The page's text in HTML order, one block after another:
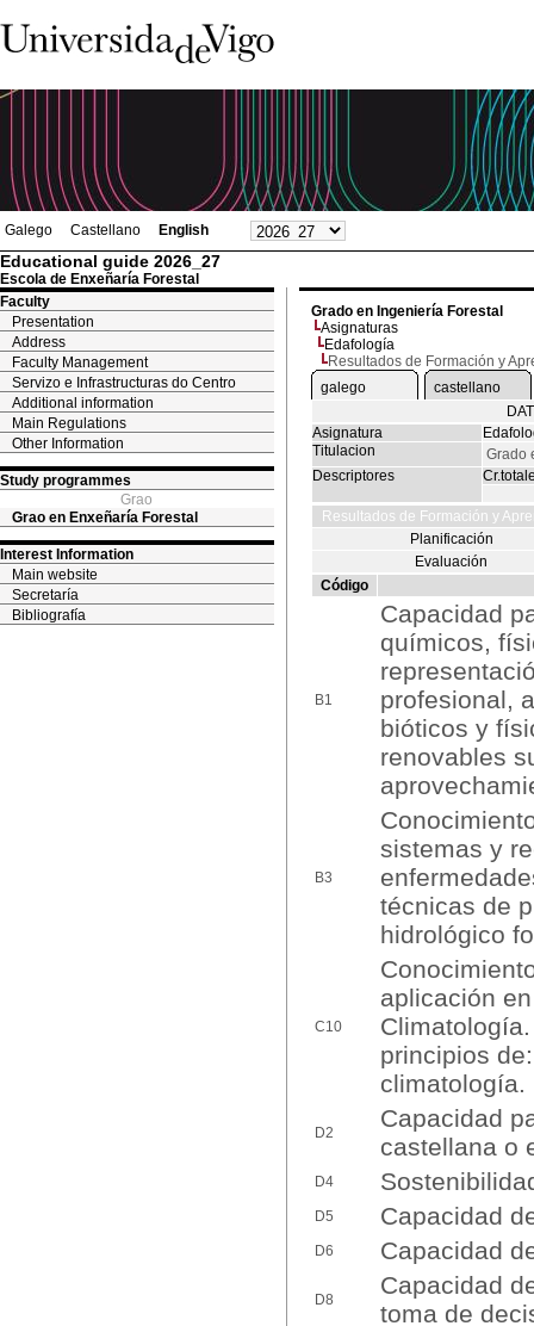
Galego Castellano English
Educational guide 2026_27
Escola de Enxeñaría Forestal
Faculty
Presentation
Address
Faculty Management
Servizo e Infrastructuras do Centro
Additional information
Main Regulations
Other Information
Study programmes
Grao
Grao en Enxeñaría Forestal
Interest Information
Main website
Secretaría
Bibliografía
Grado en Ingeniería Forestal
Asignaturas
Edafología
Resultados de Formación y
galego
castellano
Asignatura
Titulacion
Grado
Descriptores
Resultados de Formación y
Planificación
Evaluación
Código
B1
Capacidad
químicos,
profesional,
bióticos y
renovables
B3
sistemas y
técnicas de
hidrológico
C10
aplicación
principios
climatología.
D2
Capacidad
castellana o
D4
D5 Capacidad
D6 Capacidad
D8
Capacidad
toma de